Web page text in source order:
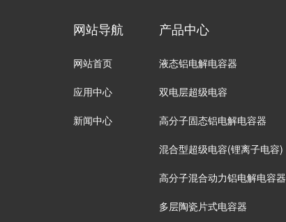
网站导航
网站首页
应用中心
新闻中心
产品中心
液态铝电解电容器
双电层超级电容
高分子固态铝电解电容器
混合型超级电容(锂离子电容)
高分子混合动力铝电解电容器
多层陶瓷片式电容器